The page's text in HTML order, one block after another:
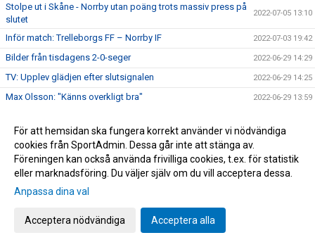
Stolpe ut i Skåne - Norrby utan poäng trots massiv press på
slutet
2022-07-05 13:10
Inför match: Trelleborgs FF – Norrby IF 2022-07-03 19:42
Bilder från tisdagens 2-0-seger 2022-06-29 14:29
TV: Upplev glädjen efter slutsignalen 2022-06-29 14:25
Max Olsson: "Känns overkligt bra" 2022-06-29 13:59
Skön seger i omstarten: "Skönt att starta på bästa sätt" 2022-06-29 13:40
Inför match: Norrby IF – Östersunds FK 2022-06-27 19:32
U21: Uddamålsförlust hemma mot Utsikten 2022-06-21 11:03
Nära Norrby S02E05: "#23"
Melvin Andersson och Norrby IF går skilda vägar
Norrby inledde lägret med ett kryss mot Varberg
För att hemsidan ska fungera korrekt använder vi nödvändiga
cookies från SportAdmin. Dessa går inte att stänga av.
Föreningen kan också använda frivilliga cookies, t.ex. för statistik
eller marknadsföring. Du väljer själv om du vill acceptera dessa.
Anpassa dina val
Acceptera nödvändiga Acceptera alla